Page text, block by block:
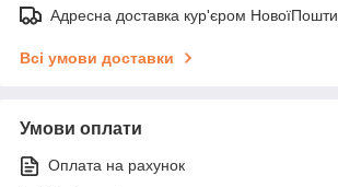
Адресна доставка кур'єром НовоїПошти
Всі умови доставки
Умови оплати
Оплата на рахунок